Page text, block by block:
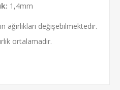
1,4mm
ağırlıkları değişebilmektedir.
ortalamadır.